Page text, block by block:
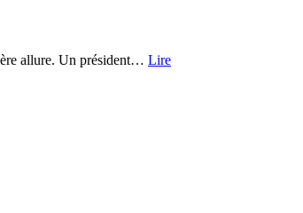
allure. Un président… Lire